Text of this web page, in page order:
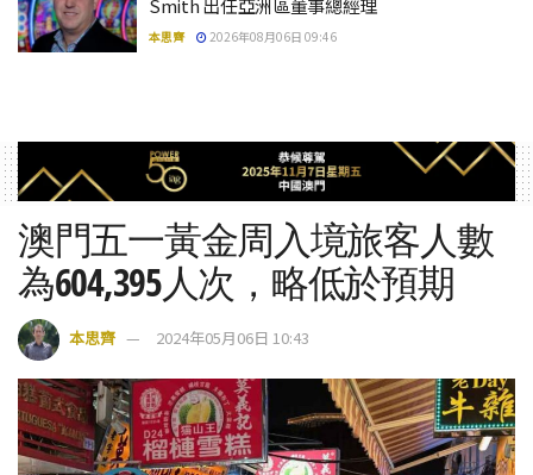
本思齊 2026年08月06日 09:46
澳門五一黃金周入境旅客人數
為604,395人次，略低於預期
本思齊 2024年05月06日 10:43